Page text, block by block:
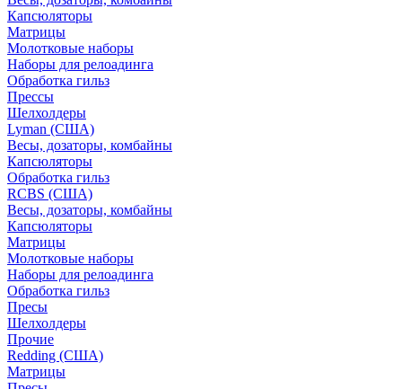
Капсюляторы
Матрицы
Молотковые наборы
Наборы для релоадинга
Обработка гильз
Преcсы
Шелхолдеры
Lyman (США)
Весы, дозаторы, комбайны
Капсюляторы
Обработка гильз
RCBS (США)
Весы, дозаторы, комбайны
Капсюляторы
Матрицы
Молотковые наборы
Наборы для релоадинга
Обработка гильз
Пресы
Шелхолдеры
Прочие
Redding (США)
Матрицы